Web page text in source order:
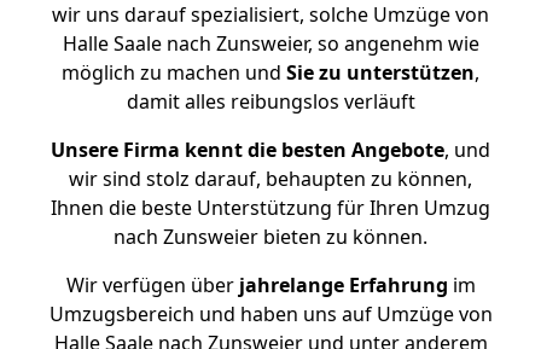
wir uns darauf spezialisiert, solche Umzüge von
Halle Saale nach Zunsweier, so angenehm wie
möglich zu machen und Sie zu unterstützen,
damit alles reibungslos verläuft
Unsere Firma kennt die besten Angebote, und
wir sind stolz darauf, behaupten zu können,
Ihnen die beste Unterstützung für Ihren Umzug
nach Zunsweier bieten zu können.
Wir verfügen überjahrelange Erfahrung im
Umzugsbereich und haben uns auf Umzüge von
Halle Saale nach Zunsweier und unter anderem